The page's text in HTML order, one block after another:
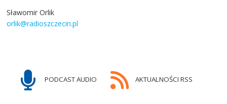
Sławomir Orlik
orlik@radioszczecin.pl
PODCAST AUDIO AKTUALNOŚCI RSS